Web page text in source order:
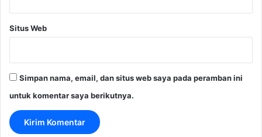
Situs Web
Simpan nama, email, dan situs web saya pada peramban ini
untuk komentar saya berikutnya.